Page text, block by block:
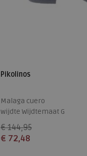
Pikolinos
Malaga cuero
wijdte Wijdtemaat G
€ 144,95
€ 72,48